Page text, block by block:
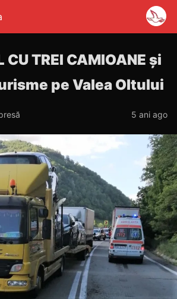
CU TREI CAMIOANE și
pe Valea Oltului
5 ani ago